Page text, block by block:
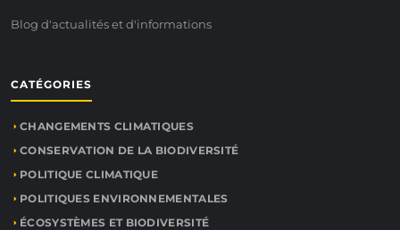
Blog d'actualités et d'informations
CATÉGORIES
CHANGEMENTS CLIMATIQUES
CONSERVATION DE LA BIODIVERSITÉ
POLITIQUE CLIMATIQUE
POLITIQUES ENVIRONNEMENTALES
ÉCOSYSTÈMES ET BIODIVERSITÉ